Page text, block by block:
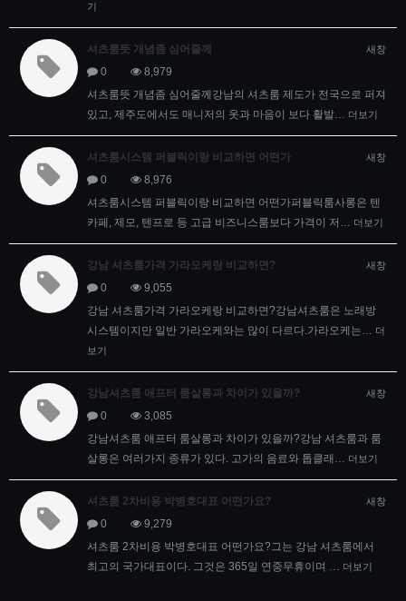
기
새창
셔츠룸뜻 개념좀 심어줄께
0
8,979
셔츠룸뜻 개념좀 심어줄께강남의 셔츠룸 제도가 전국으로 퍼져
있고, 제주도에서도 매니저의 옷과 마음이 보다 활발… 더보기
새창
셔츠룸시스템 퍼블릭이랑 비교하면 어떤가
0
8,976
셔츠룸시스템 퍼블릭이랑 비교하면 어떤가퍼블릭룸사롱은 텐
카페, 제모, 텐프로 등 고급 비즈니스룸보다 가격이 저… 더보기
새창
강남 셔츠룸가격 가라오케랑 비교하면?
0
9,055
강남 셔츠룸가격 가라오케랑 비교하면?강남셔츠룸은 노래방
시스템이지만 일반 가라오케와는 많이 다르다.가라오케는… 더
보기
새창
강남셔츠룸 애프터 룸살롱과 차이가 있을까?
0
3,085
강남셔츠룸 애프터 룸살롱과 차이가 있을까?강남 셔츠룸과 룸
살롱은 여러가지 종류가 있다. 고가의 음료와 톱클래… 더보기
새창
셔츠룸 2차비용 박병호대표 어떤가요?
0
9,279
셔츠룸 2차비용 박병호대표 어떤가요?그는 강남 셔츠룸에서
최고의 국가대표이다. 그것은 365일 연중무휴이며 … 더보기